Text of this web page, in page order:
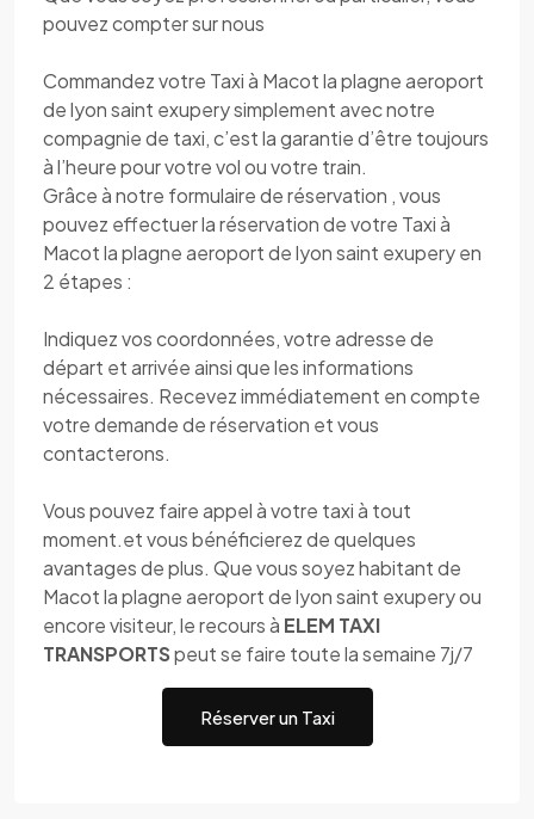
pouvez compter sur nous
Commandez votre Taxi à Macot la plagne aeroport
de lyon saint exupery simplement avec notre
compagnie de taxi, c’est la garantie d’être toujours
à l’heure pour votre vol ou votre train.
Grâce à notre formulaire de réservation , vous
pouvez effectuer la réservation de votre Taxi à
Macot la plagne aeroport de lyon saint exupery en
2 étapes :
Indiquez vos coordonnées, votre adresse de
départ et arrivée ainsi que les informations
nécessaires. Recevez immédiatement en compte
votre demande de réservation et vous
contacterons.
Vous pouvez faire appel à votre taxi à tout
moment.et vous bénéficierez de quelques
avantages de plus. Que vous soyez habitant de
Macot la plagne aeroport de lyon saint exupery ou
encore visiteur, le recours à ELEM TAXI
TRANSPORTSpeut se faire toute la semaine 7j/7
Réserver un Taxi